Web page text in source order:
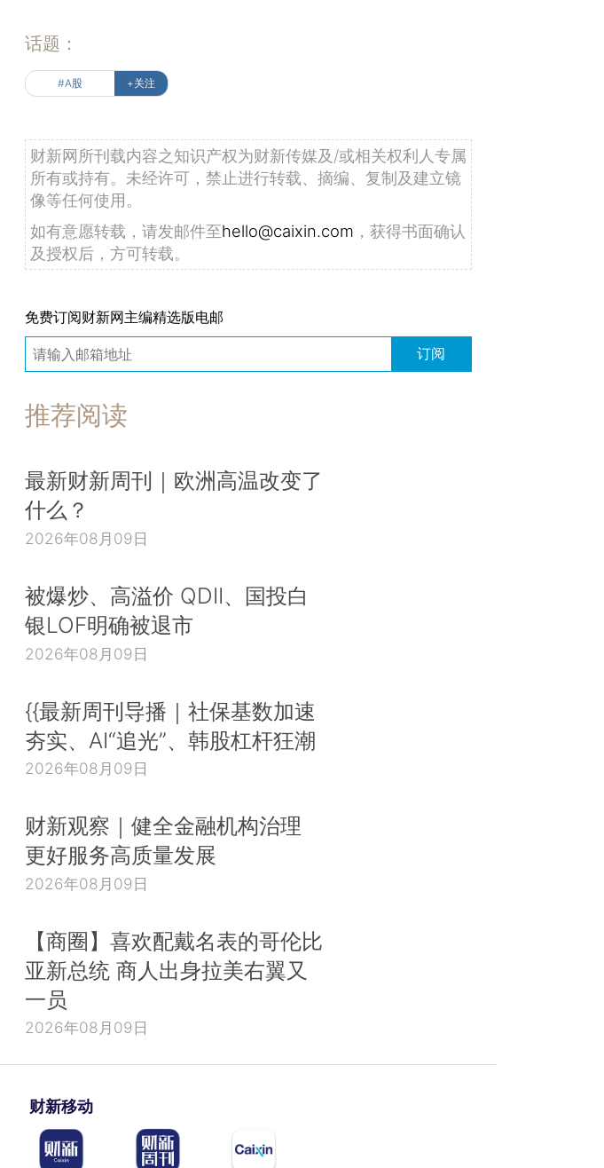
话题：
#A股 +关注
财新网所刊载内容之知识产权为财新传媒及/或相关权利人专属
所有或持有。未经许可，禁止进行转载、摘编、复制及建立镜
像等任何使用。
如有意愿转载，请发邮件至hello@caixin.com ，获得书面确认
及授权后，方可转载。
免费订阅财新网主编精选版电邮
订阅
推荐阅读
最新财新周刊｜欧洲高温改变了
什么？
2026年08月09日
被爆炒、高溢价 QDII、国投白
银LOF明确被退市
2026年08月09日
{{最新周刊导播｜社保基数加速
夯实、AI“追光”、韩股杠杆狂潮
2026年08月09日
财新观察｜健全金融机构治理
更好服务高质量发展
2026年08月09日
【商圈】喜欢配戴名表的哥伦比
亚新总统 商人出身拉美右翼又
一员
2026年08月09日
财新移动